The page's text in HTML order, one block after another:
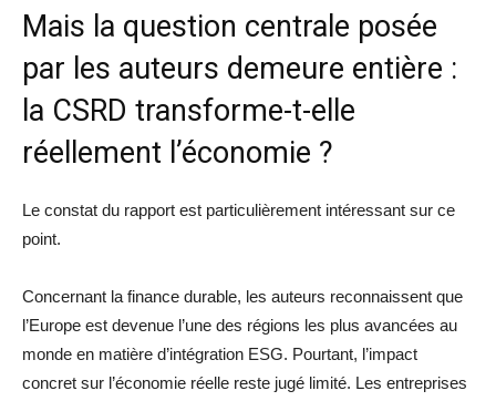
Mais la question centrale posée
par les auteurs demeure entière :
la CSRD transforme-t-elle
réellement l’économie ?
Le constat du rapport est particulièrement intéressant sur ce
point.
Concernant la finance durable, les auteurs reconnaissent que
l’Europe est devenue l’une des régions les plus avancées au
monde en matière d’intégration ESG. Pourtant, l’impact
concret sur l’économie réelle reste jugé limité. Les entreprises